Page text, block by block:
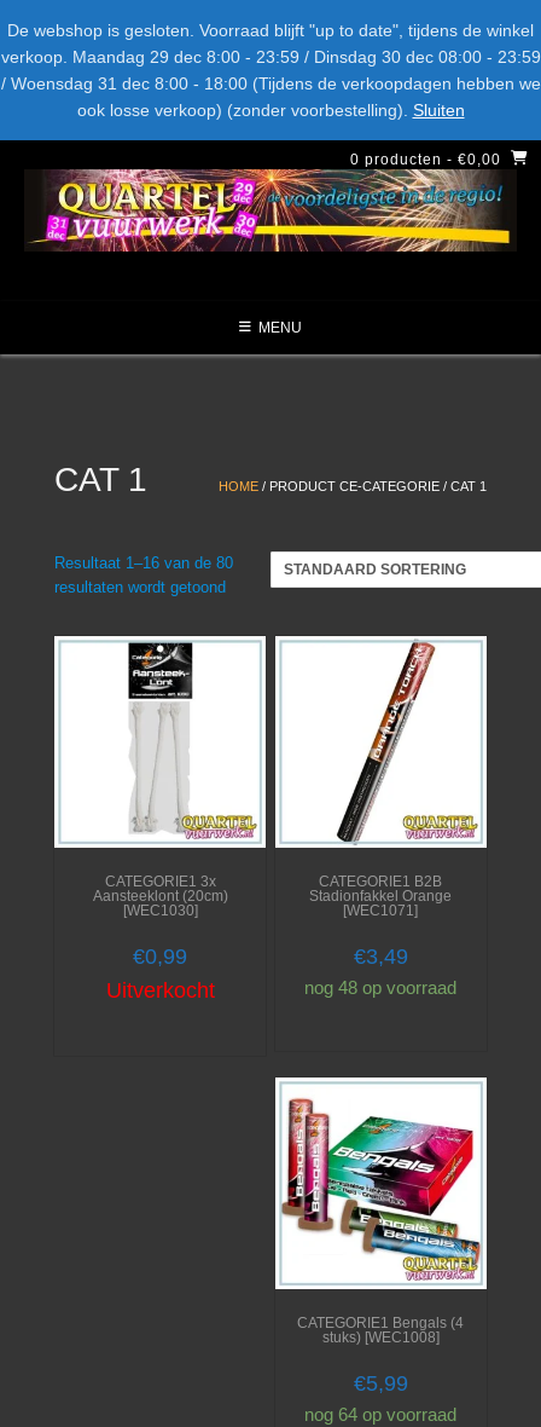
De webshop is gesloten. Voorraad blijft "up to date", tijdens de winkel
verkoop. Maandag 29 dec 8:00 - 23:59 / Dinsdag 30 dec 08:00 - 23:59
/ Woensdag 31 dec 8:00 - 18:00 (Tijdens de verkoopdagen hebben we
ook losse verkoop) (zonder voorbestelling). Sluiten
naar
inhoud
LEVERANCIERS TYPE AANBIEDINGEN CATEGORIE
NIEUW DIT JAAR
MENU
0 producten - €0,00
HOME / PRODUCT CE-CATEGORIE / CAT 1
CAT 1
Resultaat 1–16 van de 80
resultaten wordt getoond
CATEGORIE1 3x
Aansteeklont (20cm)
[WEC1030]
€0,99
Uitverkocht
CATEGORIE1 B2B
Stadionfakkel Orange
[WEC1071]
€3,49
nog 48 op voorraad
CATEGORIE1 Bengals (4
stuks) [WEC1008]
€5,99
nog 64 op voorraad